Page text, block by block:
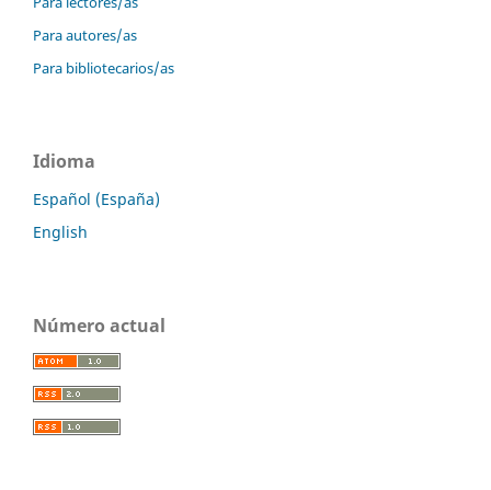
Para autores/as
Para bibliotecarios/as
Idioma
Español (España)
English
Número actual